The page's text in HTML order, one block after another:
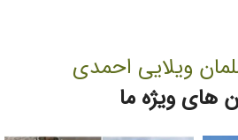
ویلایی احمدی
های ویژه ما